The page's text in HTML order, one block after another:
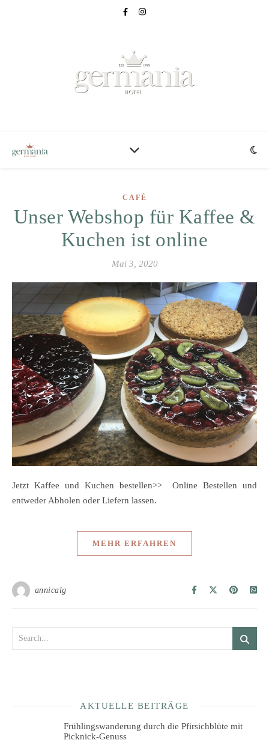
CAFÉ
Unser Webshop für Kaffee &
Kuchen ist online
Mai 3, 2020
Jetzt Kaffee und Kuchen bestellen>> Online Bestellen und
entweder Abholen oder Liefern lassen.
MEHR ERFAHREN
annicalg
AKTUELLE BEITRÄGE
Frühlingswanderung durch die Pfirsichblüte mit
Picknick-Genuss